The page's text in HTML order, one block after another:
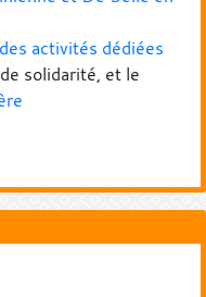
activités dédiées
solidarité, et le